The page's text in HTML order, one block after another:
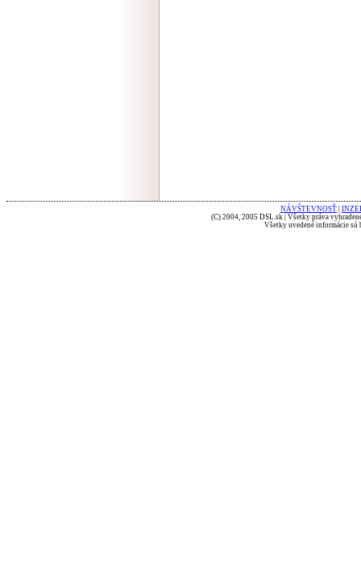
NÁVŠTEVNOSŤ
(C) 2004, 2005 DSL.sk | Všetky práva
Všetky uvedené informácie sú